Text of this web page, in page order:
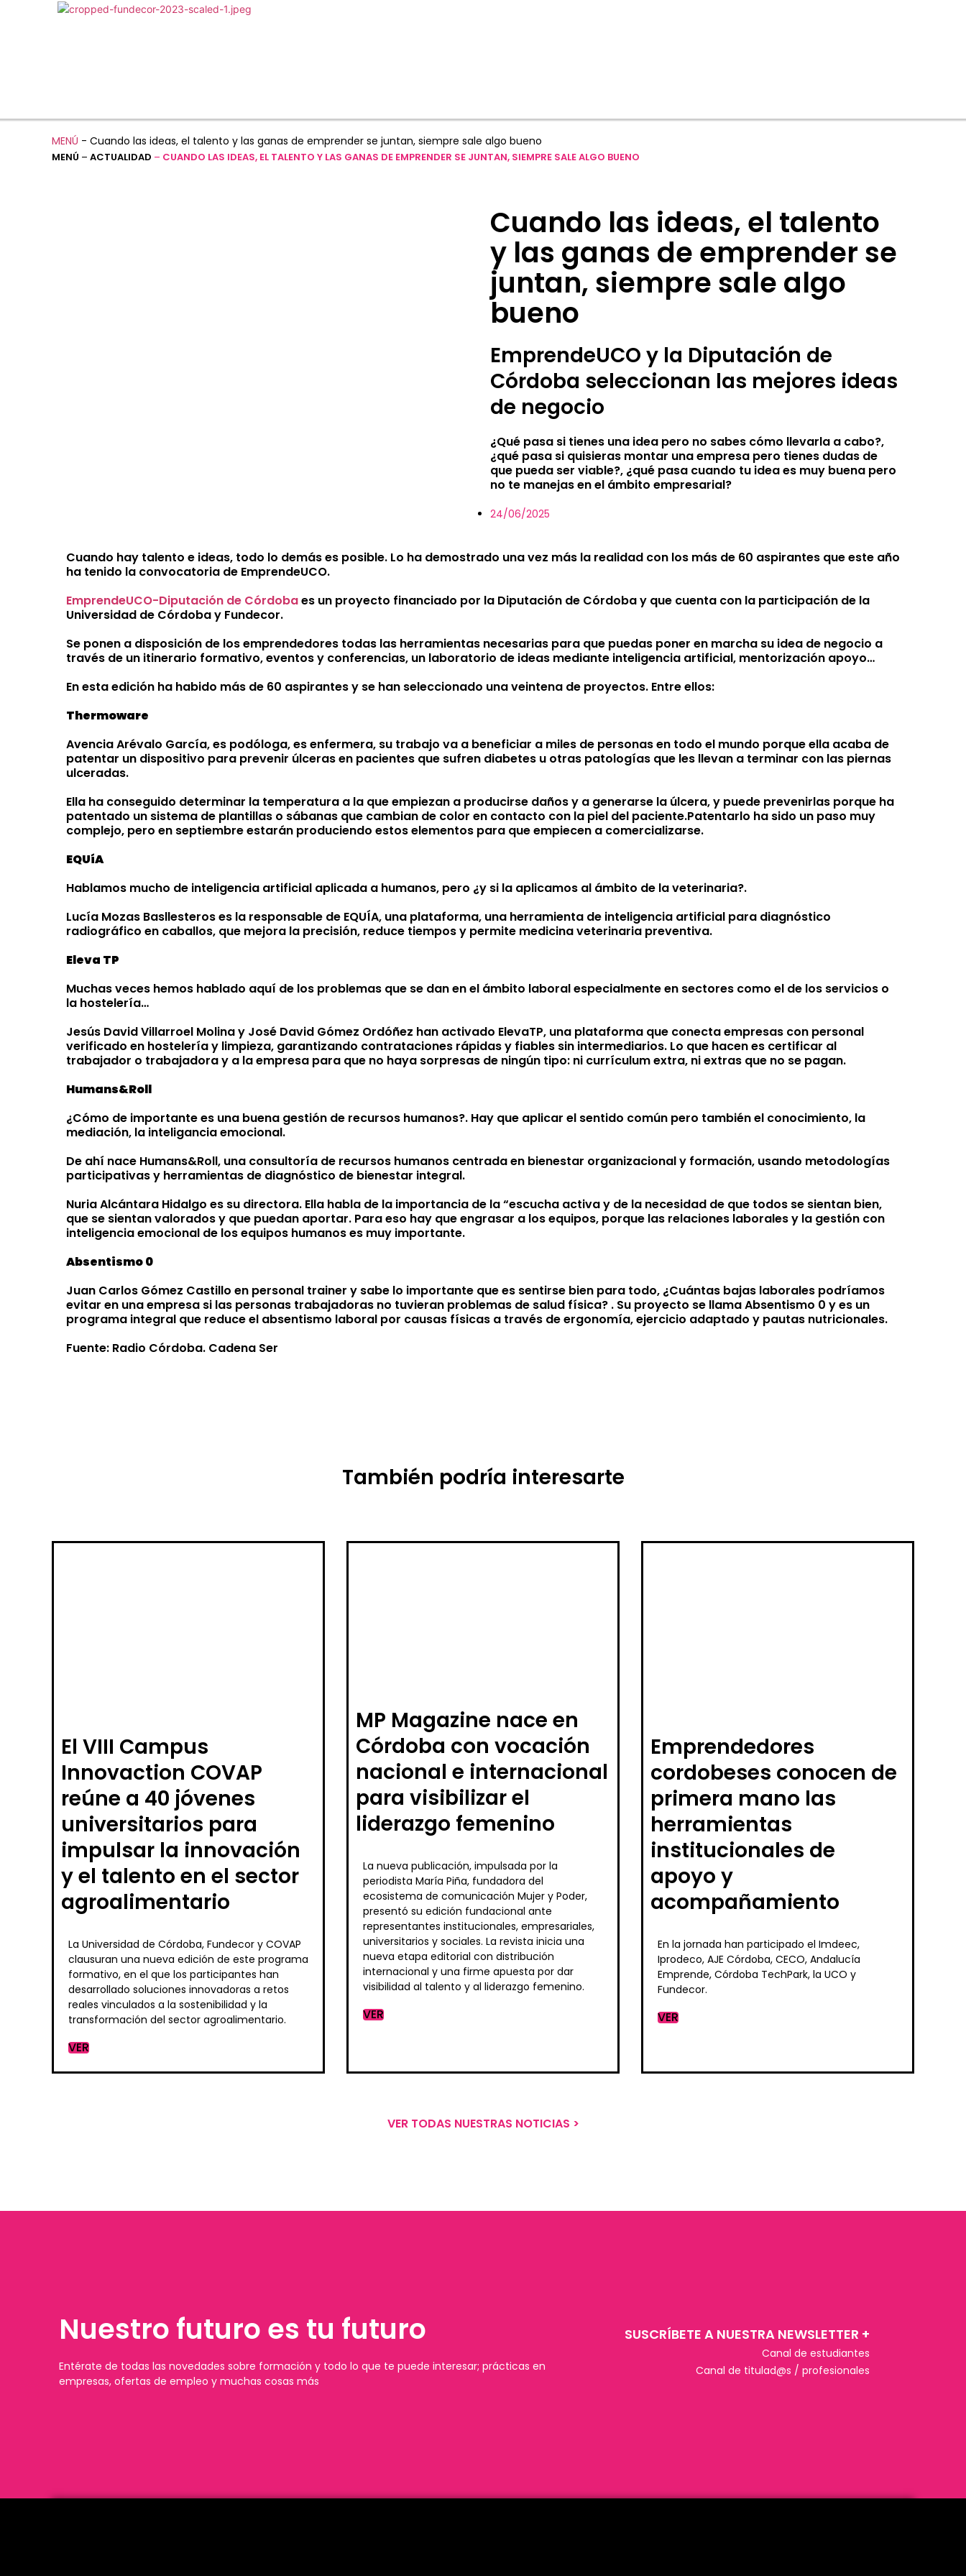
MENÚ - Cuando las ideas, el talento y las ganas de emprender se juntan, siempre sale algo bueno
MENÚ – ACTUALIDAD – CUANDO LAS IDEAS, EL TALENTO Y LAS GANAS DE EMPRENDER SE JUNTAN, SIEMPRE SALE ALGO BUENO
Cuando las ideas, el talento
y las ganas de emprender se
juntan, siempre sale algo
bueno
EmprendeUCO y la Diputación de
Córdoba seleccionan las mejores ideas
de negocio
¿Qué pasa si tienes una idea pero no sabes cómo llevarla a cabo?,
¿qué pasa si quisieras montar una empresa pero tienes dudas de
que pueda ser viable?, ¿qué pasa cuando tu idea es muy buena pero
no te manejas en el ámbito empresarial?
24/06/2025
Cuando hay talento e ideas, todo lo demás es posible. Lo ha demostrado una vez más la realidad con los más de 60 aspirantes que este año
ha tenido la convocatoria de EmprendeUCO.
EmprendeUCO-Diputación de Córdobaes un proyecto financiado por la Diputación de Córdoba y que cuenta con la participación de la
Universidad de Córdoba y Fundecor.
Se ponen a disposición de los emprendedores todas las herramientas necesarias para que puedas poner en marcha su idea de negocio a
través de un itinerario formativo, eventos y conferencias, un laboratorio de ideas mediante inteligencia artificial, mentorización apoyo…
En esta edición ha habido más de 60 aspirantes y se han seleccionado una veintena de proyectos. Entre ellos:
Thermoware
Avencia Arévalo García, es podóloga, es enfermera, su trabajo va a beneficiar a miles de personas en todo el mundo porque ella acaba de
patentar un dispositivo para prevenir úlceras en pacientes que sufren diabetes u otras patologías que les llevan a terminar con las piernas
ulceradas.
Ella ha conseguido determinar la temperatura a la que empiezan a producirse daños y a generarse la úlcera, y puede prevenirlas porque ha
patentado un sistema de plantillas o sábanas que cambian de color en contacto con la piel del paciente.Patentarlo ha sido un paso muy
complejo, pero en septiembre estarán produciendo estos elementos para que empiecen a comercializarse.
EQUíA
Hablamos mucho de inteligencia artificial aplicada a humanos, pero ¿y si la aplicamos al ámbito de la veterinaria?.
Lucía Mozas Basllesteros es la responsable de EQUÍA, una plataforma, una herramienta de inteligencia artificial para diagnóstico
radiográfico en caballos, que mejora la precisión, reduce tiempos y permite medicina veterinaria preventiva.
Eleva TP
Muchas veces hemos hablado aquí de los problemas que se dan en el ámbito laboral especialmente en sectores como el de los servicios o
la hostelería…
Jesús David Villarroel Molina y José David Gómez Ordóñez han activado ElevaTP, una plataforma que conecta empresas con personal
verificado en hostelería y limpieza, garantizando contrataciones rápidas y fiables sin intermediarios. Lo que hacen es certificar al
trabajador o trabajadora y a la empresa para que no haya sorpresas de ningún tipo: ni currículum extra, ni extras que no se pagan.
Humans&Roll
¿Cómo de importante es una buena gestión de recursos humanos?. Hay que aplicar el sentido común pero también el conocimiento, la
mediación, la inteligancia emocional.
De ahí nace Humans&Roll, una consultoría de recursos humanos centrada en bienestar organizacional y formación, usando metodologías
participativas y herramientas de diagnóstico de bienestar integral.
Nuria Alcántara Hidalgo es su directora. Ella habla de la importancia de la “escucha activa y de la necesidad de que todos se sientan bien,
que se sientan valorados y que puedan aportar. Para eso hay que engrasar a los equipos, porque las relaciones laborales y la gestión con
inteligencia emocional de los equipos humanos es muy importante.
Absentismo 0
Juan Carlos Gómez Castillo en personal trainer y sabe lo importante que es sentirse bien para todo, ¿Cuántas bajas laborales podríamos
evitar en una empresa si las personas trabajadoras no tuvieran problemas de salud física? . Su proyecto se llama Absentismo 0 y es un
programa integral que reduce el absentismo laboral por causas físicas a través de ergonomía, ejercicio adaptado y pautas nutricionales.
Fuente: Radio Córdoba. Cadena Ser
También podría interesarte
El VIII Campus
Innovaction COVAP
reúne a 40 jóvenes
universitarios para
impulsar la innovación
y el talento en el sector
agroalimentario
La Universidad de Córdoba, Fundecor y COVAP
clausuran una nueva edición de este programa
formativo, en el que los participantes han
desarrollado soluciones innovadoras a retos
reales vinculados a la sostenibilidad y la
transformación del sector agroalimentario.
VER
MP Magazine nace en
Córdoba con vocación
nacional e internacional
para visibilizar el
liderazgo femenino
La nueva publicación, impulsada por la
periodista María Piña, fundadora del
ecosistema de comunicación Mujer y Poder,
presentó su edición fundacional ante
representantes institucionales, empresariales,
universitarios y sociales. La revista inicia una
nueva etapa editorial con distribución
internacional y una firme apuesta por dar
visibilidad al talento y al liderazgo femenino.
VER
Emprendedores
cordobeses conocen de
primera mano las
herramientas
institucionales de
apoyo y
acompañamiento
En la jornada han participado el Imdeec,
Iprodeco, AJE Córdoba, CECO, Andalucía
Emprende, Córdoba TechPark, la UCO y
Fundecor.
VER
VER TODAS NUESTRAS NOTICIAS >
Nuestro futuro es tu futuro
Entérate de todas las novedades sobre formación y todo lo que te puede interesar; prácticas en
empresas, ofertas de empleo y muchas cosas más
SUSCRÍBETE A NUESTRA NEWSLETTER +​
Canal de estudiantes
Canal de titulad@s / profesionales